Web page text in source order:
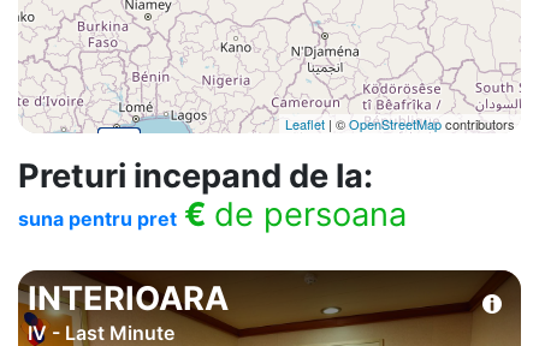
Leaflet | ©OpenStreetMapcontributors
Preturi incepand de la:
suna pentru pret € de persoana
INTERIOARA
IV - Last Minute